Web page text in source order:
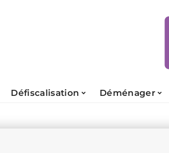
Défiscalisation Déménager